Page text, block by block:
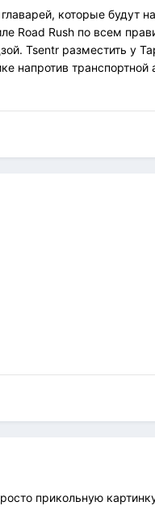
которые будут
Road Rush по всем
Tsentr разместить у
напротив транспортной
прикольную